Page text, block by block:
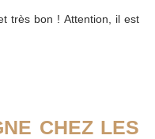
très bon ! Attention, il est
CHEZ LES